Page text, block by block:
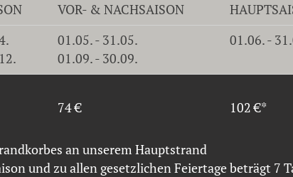
VOR- & NACHSAISON
01.05. - 31.05.
01.09. - 30.09.
01.06. -
74 € 102 €*
an unserem Hauptstrand
und zu allen gesetzlichen Feiertage beträgt 7